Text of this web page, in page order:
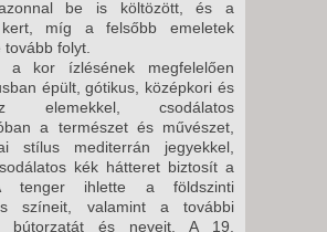
be is költözött, és a
kert, míg a felsőbb emeletek
folyt.
a kor ízlésének megfelelően
épült, gótikus, középkori és
elemekkel, csodálatos
a természet és művészet,
stílus mediterrán jegyekkel,
kék hátteret biztosít a
tenger ihlette a földszinti
színeit, valamint a további
bútorzatát és neveit. A 19.